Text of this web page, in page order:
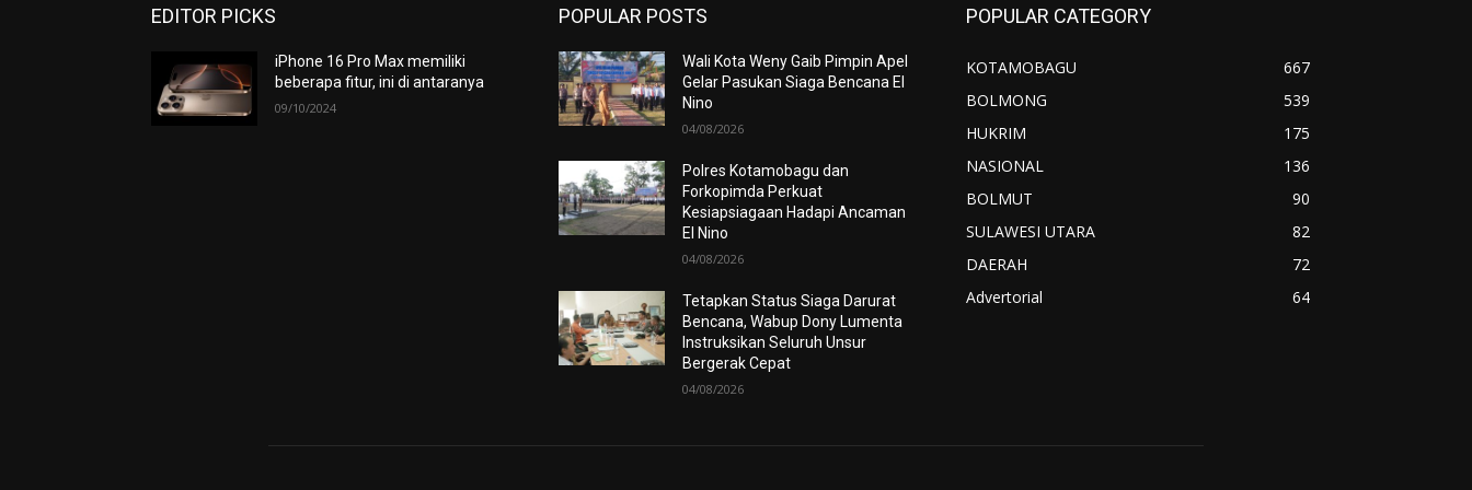
EDITOR PICKS
iPhone 16 Pro Max memiliki
beberapa fitur, ini di antaranya
09/10/2024
POPULAR POSTS
Wali Kota Weny Gaib Pimpin Apel
Gelar Pasukan Siaga Bencana El
Nino
04/08/2026
Polres Kotamobagu dan
Forkopimda Perkuat
Kesiapsiagaan Hadapi Ancaman
El Nino
04/08/2026
Tetapkan Status Siaga Darurat
Bencana, Wabup Dony Lumenta
Instruksikan Seluruh Unsur
Bergerak Cepat
04/08/2026
POPULAR CATEGORY
KOTAMOBAGU
667
BOLMONG
539
HUKRIM
175
NASIONAL
136
BOLMUT
90
SULAWESI UTARA
82
DAERAH
72
Advertorial
64